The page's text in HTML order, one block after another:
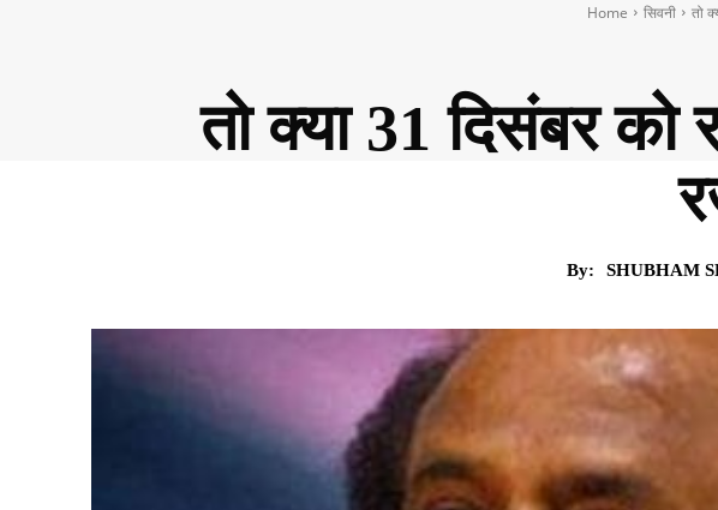
Home सिवनी तो
तो क्या 31 दिसंबर को
By: SHUBHAM